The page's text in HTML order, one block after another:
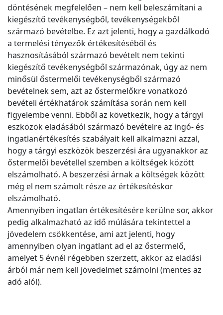
döntésének megfelelően – nem kell beleszámítani a
kiegészítő tevékenységből, tevékenységekből
származó bevételbe. Ez azt jelenti, hogy a gazdálkodó
a termelési tényezők értékesítéséből és
hasznosításából származó bevételt nem tekinti
kiegészítő tevékenységből származónak, úgy az nem
minősül őstermelői tevékenységből származó
bevételnek sem, azt az őstermelőkre vonatkozó
bevételi értékhatárok számítása során nem kell
figyelembe venni. Ebből az következik, hogy a tárgyi
eszközök eladásából származó bevételre az ingó- és
ingatlanértékesítés szabályait kell alkalmazni azzal,
hogy a tárgyi eszközök beszerzési ára ugyanakkor az
őstermelői bevétellel szemben a költségek között
elszámolható. A beszerzési árnak a költségek között
még el nem számolt része az értékesítéskor
elszámolható.
Amennyiben ingatlan értékesítésére kerülne sor, akkor
pedig alkalmazható az idő múlására tekintettel a
jövedelem csökkentése, ami azt jelenti, hogy
amennyiben olyan ingatlant ad el az őstermelő,
amelyet 5 évnél régebben szerzett, akkor az eladási
árból már nem kell jövedelmet számolni (mentes az
adó alól).